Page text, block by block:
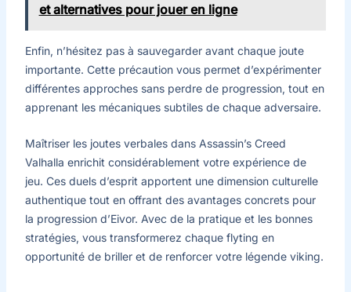
et alternatives pour jouer en ligne
Enfin, n’hésitez pas à sauvegarder avant chaque joute
importante. Cette précaution vous permet d’expérimenter
différentes approches sans perdre de progression, tout en
apprenant les mécaniques subtiles de chaque adversaire.
Maîtriser les joutes verbales dans Assassin’s Creed
Valhalla enrichit considérablement votre expérience de
jeu. Ces duels d’esprit apportent une dimension culturelle
authentique tout en offrant des avantages concrets pour
la progression d’Eivor. Avec de la pratique et les bonnes
stratégies, vous transformerez chaque flyting en
opportunité de briller et de renforcer votre légende viking.